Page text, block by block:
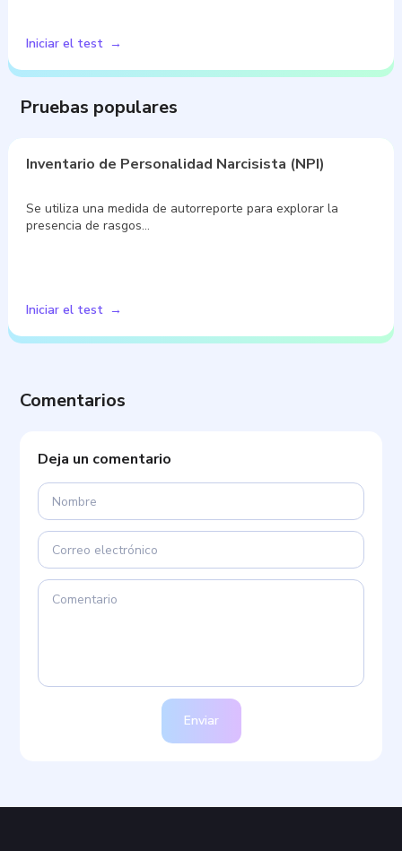
Iniciar el test
Pruebas populares
Inventario de Personalidad Narcisista (NPI)
Se utiliza una medida de autorreporte para explorar la
presencia de rasgos…
Iniciar el test
Comentarios
Deja un comentario
Enviar